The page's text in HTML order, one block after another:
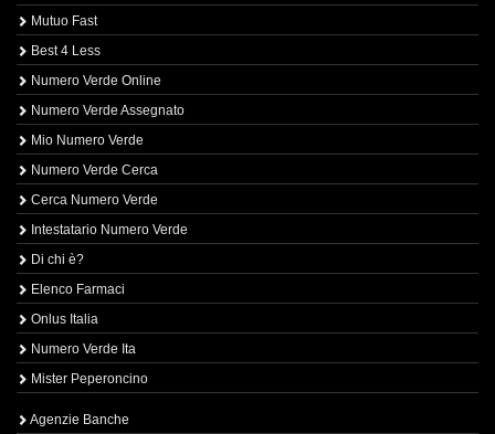
Mutuo Fast
Best 4 Less
Numero Verde Online
Numero Verde Assegnato
Mio Numero Verde
Numero Verde Cerca
Cerca Numero Verde
Intestatario Numero Verde
Di chi è?
Elenco Farmaci
Onlus Italia
Numero Verde Ita
Mister Peperoncino
Agenzie Banche